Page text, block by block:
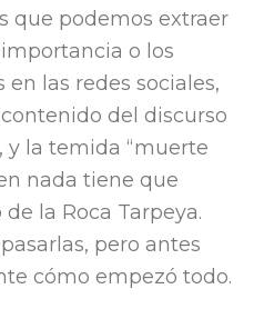
que podemos extraer
o los
en las redes sociales,
del discurso
y la temida “muerte
nada tiene que
la Roca Tarpeya.
pero antes
cómo empezó todo.